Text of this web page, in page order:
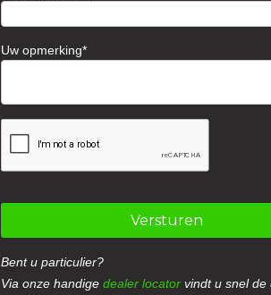
Uw opmerking
Versturen
Bent u particulier?
Via onze handigedealer locator vindt u snel de